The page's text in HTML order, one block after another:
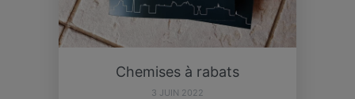
Chemises à rabats
3 JUIN 2022